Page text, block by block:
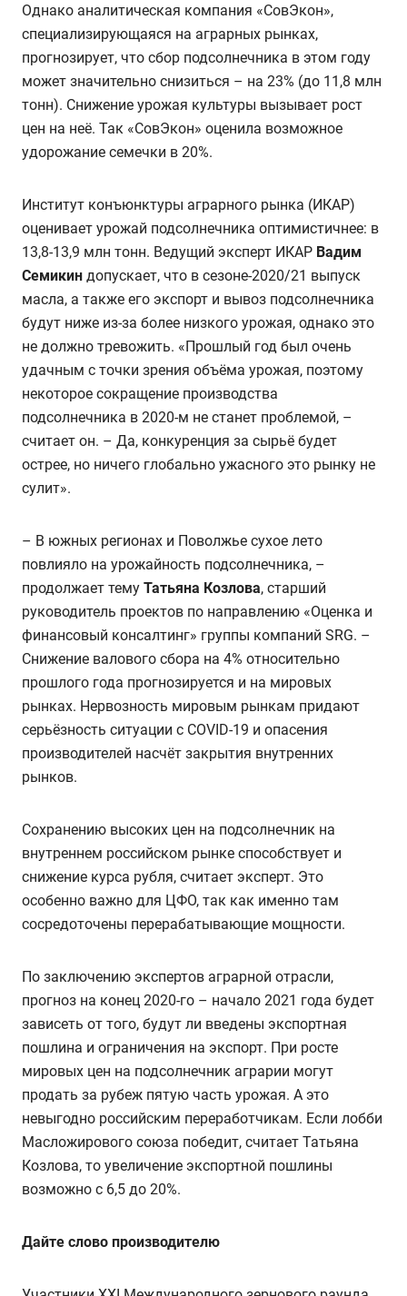
Однако аналитическая компания «СовЭкон»,
специализирующаяся на аграрных рынках,
прогнозирует, что сбор подсолнечника в этом году
может значительно снизиться – на 23% (до 11,8 млн
тонн). Снижение урожая культуры вызывает рост
цен на неё. Так «СовЭкон» оценила возможное
удорожание семечки в 20%.
Институт конъюнктуры аграрного рынка (ИКАР)
оценивает урожай подсолнечника оптимистичнее: в
13,8-13,9 млн тонн. Ведущий эксперт ИКАР Вадим
Семикин допускает, что в сезоне-2020/21 выпуск
масла, а также его экспорт и вывоз подсолнечника
будут ниже из-за более низкого урожая, однако это
не должно тревожить. «Прошлый год был очень
удачным с точки зрения объёма урожая, поэтому
некоторое сокращение производства
подсолнечника в 2020-м не станет проблемой, –
считает он. – Да, конкуренция за сырьё будет
острее, но ничего глобально ужасного это рынку не
сулит».
– В южных регионах и Поволжье сухое лето
повлияло на урожайность подсолнечника, –
продолжает тему Татьяна Козлова, старший
руководитель проектов по направлению «Оценка и
финансовый консалтинг» группы компаний SRG. –
Снижение валового сбора на 4% относительно
прошлого года прогнозируется и на мировых
рынках. Нервозность мировым рынкам придают
серьёзность ситуации с COVID-19 и опасения
производителей насчёт закрытия внутренних
рынков.
Сохранению высоких цен на подсолнечник на
внутреннем российском рынке способствует и
снижение курса рубля, считает эксперт. Это
особенно важно для ЦФО, так как именно там
сосредоточены перерабатывающие мощности.
По заключению экспертов аграрной отрасли,
прогноз на конец 2020-го – начало 2021 года будет
зависеть от того, будут ли введены экспортная
пошлина и ограничения на экспорт. При росте
мировых цен на подсолнечник аграрии могут
продать за рубеж пятую часть урожая. А это
невыгодно российским переработчикам. Если лобби
Масложирового союза победит, считает Татьяна
Козлова, то увеличение экспортной пошлины
возможно с 6,5 до 20%.
Дайте слово производителю